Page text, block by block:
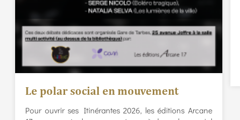
Le polar social en mouvement
Pour ouvrir ses Itinérantes 2026, les éditions Arcane